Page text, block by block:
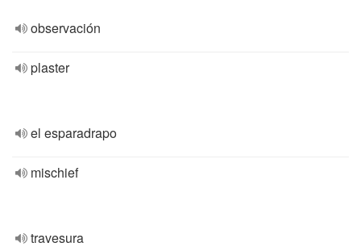
observación
plaster
el esparadrapo
mischief
travesura